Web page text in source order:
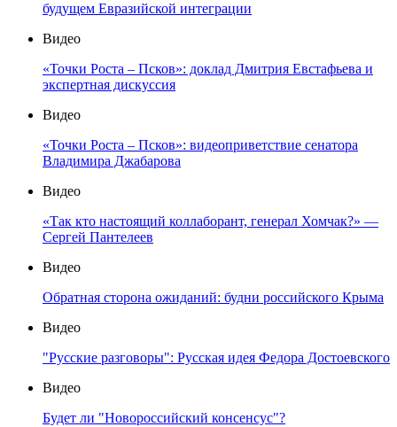
будущем Евразийской интеграции
Видео
«Точки Роста – Псков»: доклад Дмитрия Евстафьева и
экспертная дискуссия
Видео
«Точки Роста – Псков»: видеоприветствие сенатора
Владимира Джабарова
Видео
«Так кто настоящий коллаборант, генерал Хомчак?» —
Сергей Пантелеев
Видео
Обратная сторона ожиданий: будни российского Крыма
Видео
"Русские разговоры": Русская идея Федора Достоевского
Видео
Будет ли "Новороссийский консенсус"?